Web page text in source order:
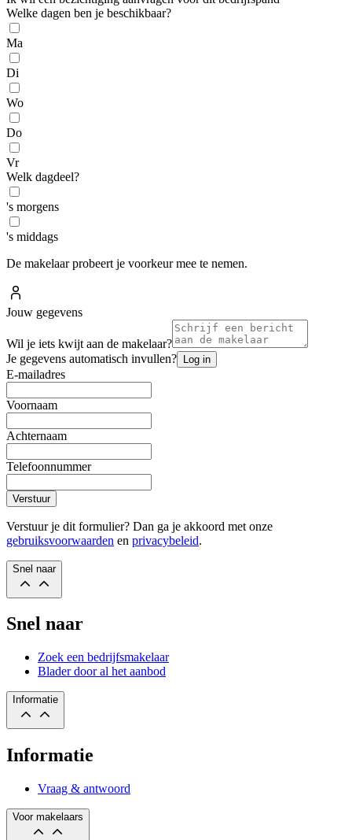
Welke dagen ben je beschikbaar?
Ma
Di
Wo
Do
Vr
Welk dagdeel?
's morgens
's middags
De makelaar probeert je voorkeur mee te nemen.
Jouw gegevens
Wil je iets kwijt aan de makelaar?
Je gegevens automatisch invullen? Log in
E-mailadres
Voornaam
Achternaam
Telefoonnummer
Verstuur
Verstuur je dit formulier? Dan ga je akkoord met onze
gebruiksvoorwaarden en privacybeleid.
Snel naar
Snel naar
Zoek een bedrijfsmakelaar
Blader door al het aanbod
Informatie
Informatie
Vraag & antwoord
Voor makelaars